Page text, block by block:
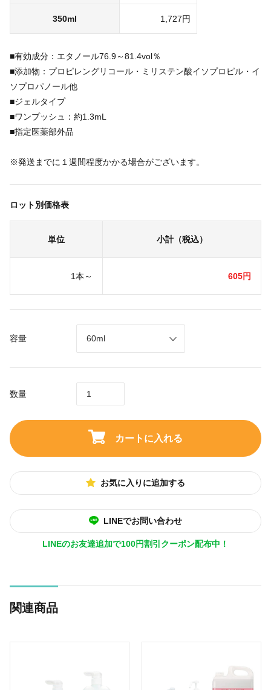
350ml 1,727円
■有効成分：エタノール76.9～81.4vol％
■添加物：プロピレングリコール・ミリステン酸イソプロピル・イ
ソプロパノール他
■ジェルタイプ
■ワンプッシュ：約1.3mL
■指定医薬部外品
※発送までに１週間程度かかる場合がございます。
ロット別価格表
単位 小計（税込）
1本～ 605円
容量
数量
カートに入れる
お気に入りに追加する
LINEでお問い合わせ
LINEのお友達追加で100円割引クーポン配布中！
関連商品